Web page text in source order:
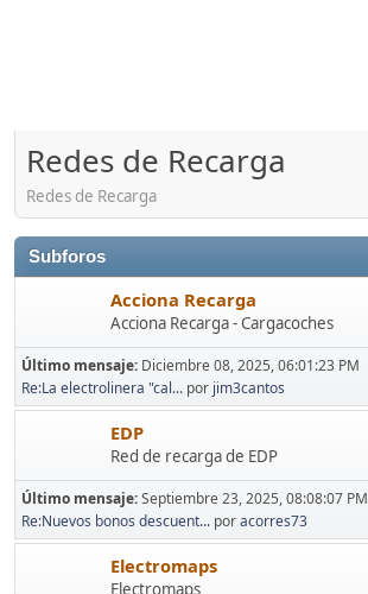
Redes de Recarga
Redes de Recarga
Subforos
Acciona Recarga
Acciona Recarga - Cargacoches
Último mensaje: Diciembre 08, 2025, 06:01:23 PM
Re:La electrolinera "cal... por jim3cantos
EDP
Red de recarga de EDP
Último mensaje:Septiembre 23, 2025, 08:08:07 PM
Re:Nuevos bonos descuent... poracorres73
Electromaps
Electromaps